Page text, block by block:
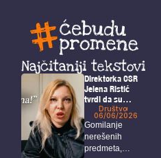
Najčitaniji tekstovi
Direktorka CSR
Jelena Ristić
tvrdi da su
navodi o čekanju
rešenja za isplatu
neistiniti –
Održan protest
ispred CSR
Društvo
06/06/2026
Gomilanje
nerešenih
predmeta,